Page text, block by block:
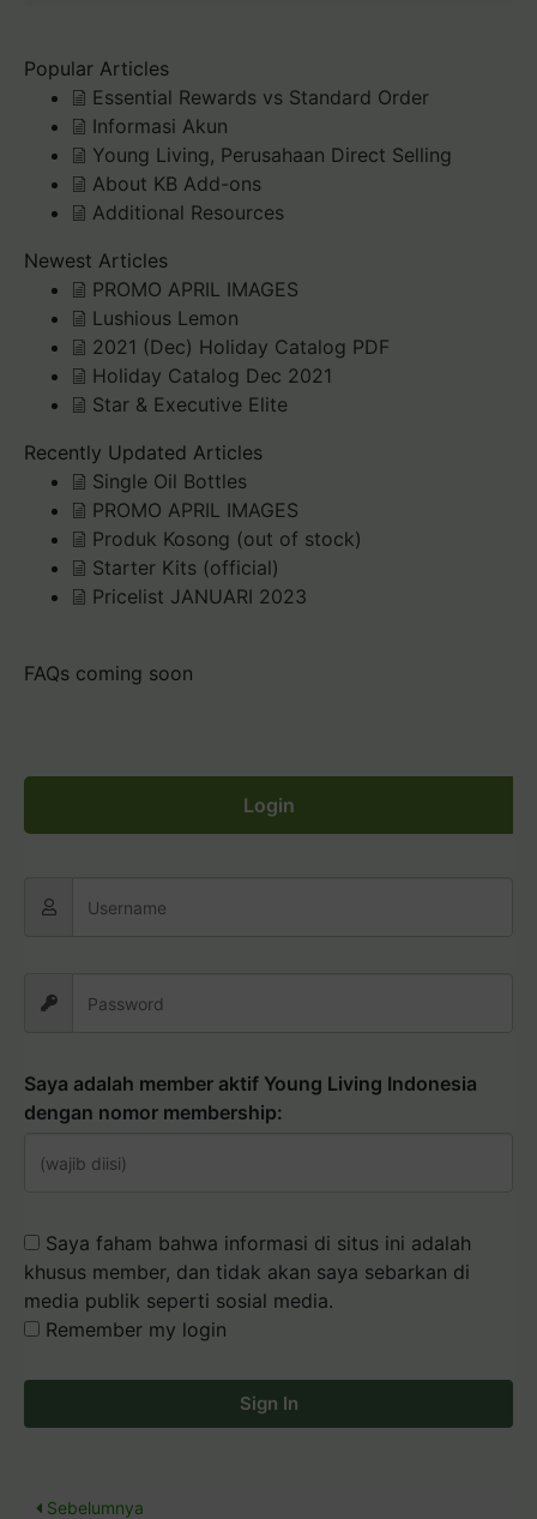
Popular Articles
Essential Rewards vs Standard Order
Informasi Akun
Young Living, Perusahaan Direct Selling
About KB Add-ons
Additional Resources
Newest Articles
PROMO APRIL IMAGES
Lushious Lemon
2021 (Dec) Holiday Catalog PDF
Holiday Catalog Dec 2021
Star & Executive Elite
Recently Updated Articles
Single Oil Bottles
PROMO APRIL IMAGES
Produk Kosong (out of stock)
Starter Kits (official)
Pricelist JANUARI 2023
FAQs coming soon
Login
Saya adalah member aktif Young Living Indonesia
dengan nomor membership:
Saya faham bahwa informasi di situs ini adalah
khusus member, dan tidak akan saya sebarkan di
media publik seperti sosial media.
Remember my login
Sign In
Sebelumnya